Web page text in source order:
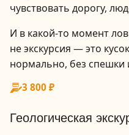
чувствовать дорогу,
И в какой-то момент
не экскурсия — это
нормально, без спешки
3 800 ₽
Геологическая